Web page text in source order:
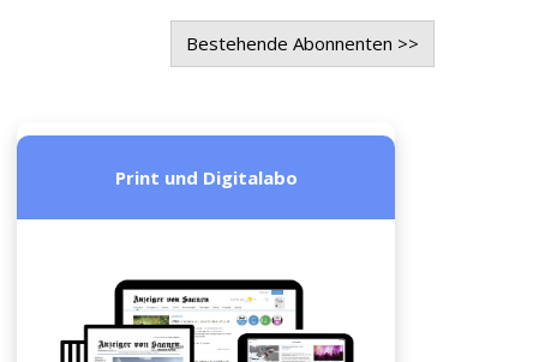
Bestehende Abonnenten >>
Print und Digitalabo